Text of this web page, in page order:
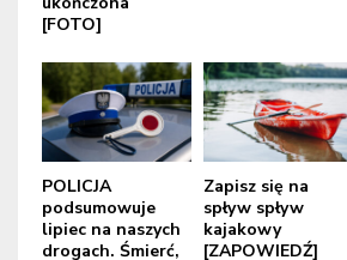
[FOTO]
POLICJA
podsumowuje
lipiec na naszych
drogach. Śmierć,
Zapisz się na
spływ spływ
kajakowy
[ZAPOWIEDŹ]